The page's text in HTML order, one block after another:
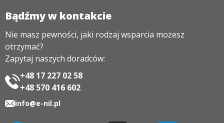
Bądźmy w kontakcie
Nie masz pewności, jaki rodzaj wsparcia możesz
otrzymać?
Zapytaj naszych doradców:
+48 17 227 02 58
+48 570 416 602
info@e-nil.pl